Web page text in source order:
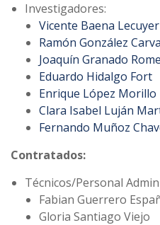
Investigadores:
Vicente Baena Lecuyer
Ramón González
Joaquín Granado
Eduardo Hidalgo Fort
Enrique López Morillo
Clara Isabel Luján
Fernando Muñoz
Contratados:
Técnicos/Personal
Fabian Guerrero
Gloria Santiago Viejo